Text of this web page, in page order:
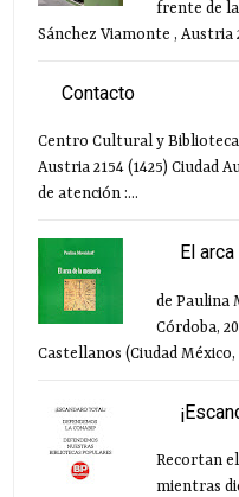
frente de
Sánchez Viamonte , Austria
Contacto
Centro Cultural y
Austria 2154 (1425) Ciudad
de atención :...
El
de Paulina
Córdoba,
Castellanos (Ciudad México,
Recortan
mientras